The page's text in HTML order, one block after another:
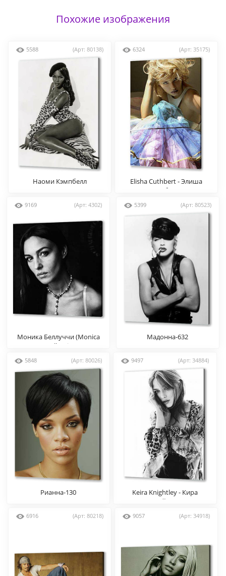
Похожие изображения
5588 (Арт: 80138)
Наоми Кэмпбелл
6324 (Арт: 35175)
Elisha Cuthbert - Элиша
Катберт
9169 (Арт: 4302)
Моника Беллуччи (Monica
Bellucci)
5399 (Арт: 80523)
Мадонна-632
5848 (Арт: 80026)
Рианна-130
9497 (Арт: 34884)
Keira Knightley - Кира
Найтли
6916 (Арт: 80218) 9057 (Арт: 34918)